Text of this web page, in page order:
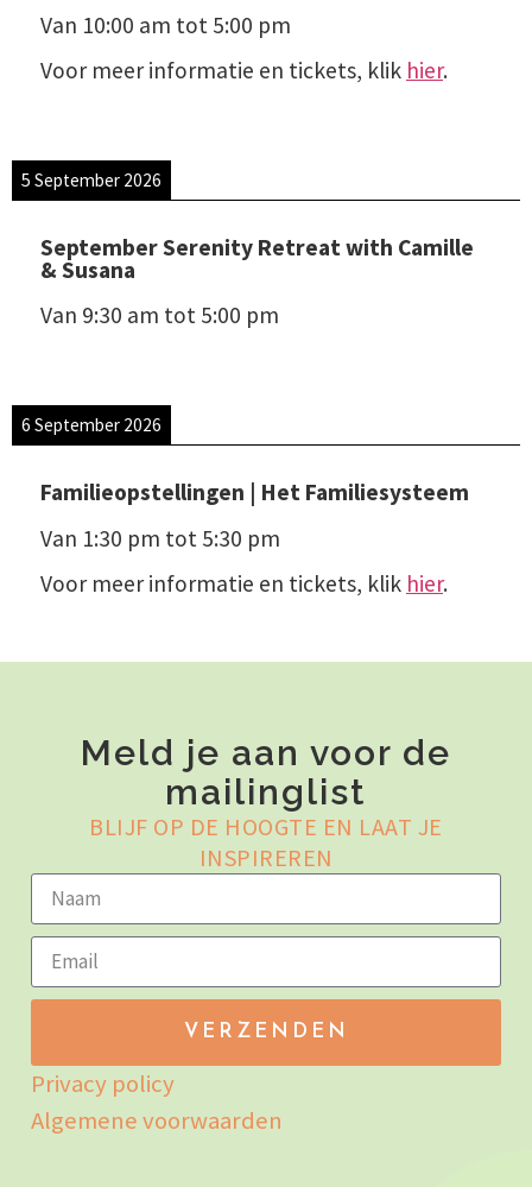
Van 10:00 am tot 5:00 pm
Voor meer informatie en tickets, klik hier.
5 September 2026
September Serenity Retreat with Camille
& Susana
Van 9:30 am tot 5:00 pm
6 September 2026
Familieopstellingen | Het Familiesysteem
Van 1:30 pm tot 5:30 pm
Voor meer informatie en tickets, klik hier.
Meld je aan voor de
mailinglist
BLIJF OP DE HOOGTE EN LAAT JE
INSPIREREN
VERZENDEN
Privacy policy
Algemene voorwaarden